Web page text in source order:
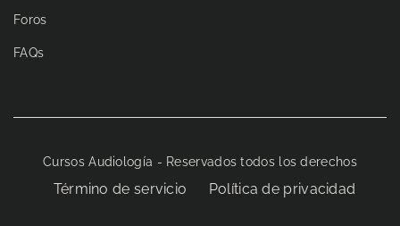
Foros
FAQs
Cursos Audiología - Reservados todos los derechos
Término de servicio Política de privacidad